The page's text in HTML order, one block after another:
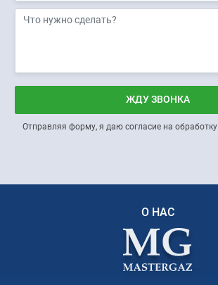
ЖДУ ЗВОНКА
Отправляя форму, я даю согласие на обработку
О НАС